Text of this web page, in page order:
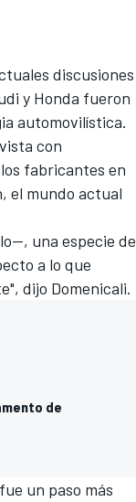
discusiones
y Honda fueron
automovilística.
con
fabricantes en
el mundo actual
una especie de
a lo que
dijo Domenicali.
de
un paso más